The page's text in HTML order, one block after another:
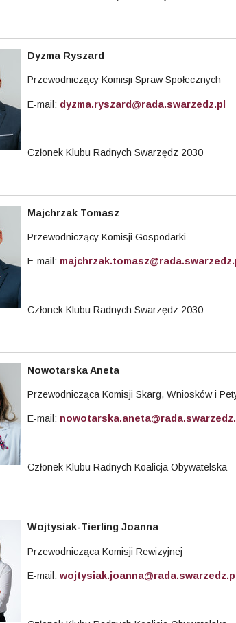
Dyzma Ryszard
Przewodniczący Komisji Spraw Społecznych
E-mail: dyzma.ryszard@rada.swarzedz.pl
Członek Klubu Radnych Swarzędz 2030
Majchrzak Tomasz
Przewodniczący Komisji Gospodarki
E-mail:
Członek Klubu Radnych Swarzędz 2030
Nowotarska Aneta
Przewodnicząca Komisji Skarg, Wniosków i
E-mail:
Członek Klubu Radnych Koalicja Obywatelska
Wojtysiak-Tierling Joanna
Przewodnicząca Komisji Rewizyjnej
E-mail: